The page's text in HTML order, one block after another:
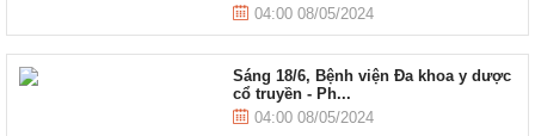
04:00 08/05/2024
Sáng 18/6, Bệnh viện Đa khoa y dược
cổ truyền - Ph...
04:00 08/05/2024